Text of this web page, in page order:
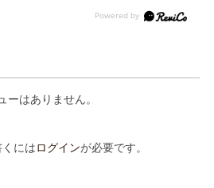
ーはありません。
にはログインが必要です。